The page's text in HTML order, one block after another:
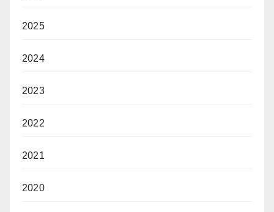
2025
2024
2023
2022
2021
2020